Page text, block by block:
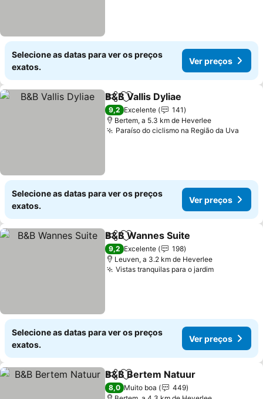
Selecione as datas para ver os preços
exatos.
Ver preços
PartilharAdicionar aos favoritos
B&B Vallis Dyliae
9,2 Excelente
141
Bertem, a 5.3 km de Heverlee
Paraíso do ciclismo na Região da Uva
Selecione as datas para ver os preços
exatos.
Ver preços
PartilharAdicionar aos favoritos
B&B Wannes Suite
9,2 Excelente
198
Leuven, a 3.2 km de Heverlee
Vistas tranquilas para o jardimVer preços
Selecione as datas para ver os preços
exatos.
Ver preços
PartilharAdicionar aos favoritos
B&B Bertem Natuur
8,0 Muito boa
449